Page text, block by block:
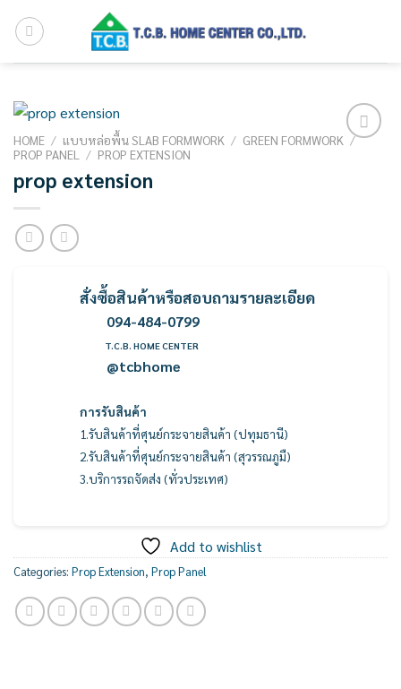
HOME / แบบหล่อพื้น SLAB FORMWORK / GREEN FORMWORK /
PROP PANEL
/ PROP EXTENSION
prop extension
สั่งซื้อสินค้าหรือสอบถามรายละเอียด
094-484-0799
T.C.B. HOME CENTER
@tcbhome
การรับสินค้า
1.รับสินค้าที่ศุนย์กระจายสินค้า (ปทุมธานี)
2.รับสินค้าที่ศุนย์กระจายสินค้า (สุวรรณภูมื)
3.บริการรถจัดส่ง (ทั่วประเทศ)
Add to wishlist
Categories: Prop Extension, Prop Panel